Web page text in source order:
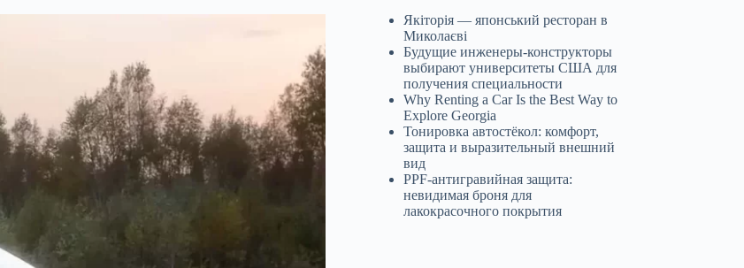
Якіторія — японський ресторан в
Миколаєві
Будущие инженеры‑конструкторы
выбирают университеты США для
получения специальности
Why Renting a Car Is the Best Way to
Explore Georgia
Тонировка автостёкол: комфорт,
защита и выразительный внешний
вид
PPF-антигравийная защита:
невидимая броня для
лакокрасочного покрытия